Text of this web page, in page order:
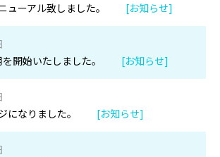
ューアル致しました。
[お知らせ]
開始いたしました。
[お知らせ]
になりました。
[お知らせ]